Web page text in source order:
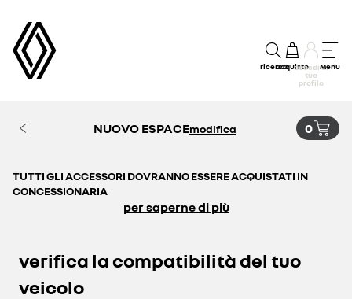
ricercaacquistoaccedi al
tuo
profilo
Menu
NUOVO ESPACEmodifica 0
TUTTI GLI ACCESSORI DOVRANNO ESSERE ACQUISTATI IN
CONCESSIONARIA
per saperne di più
verifica la compatibilità del tuo
veicolo